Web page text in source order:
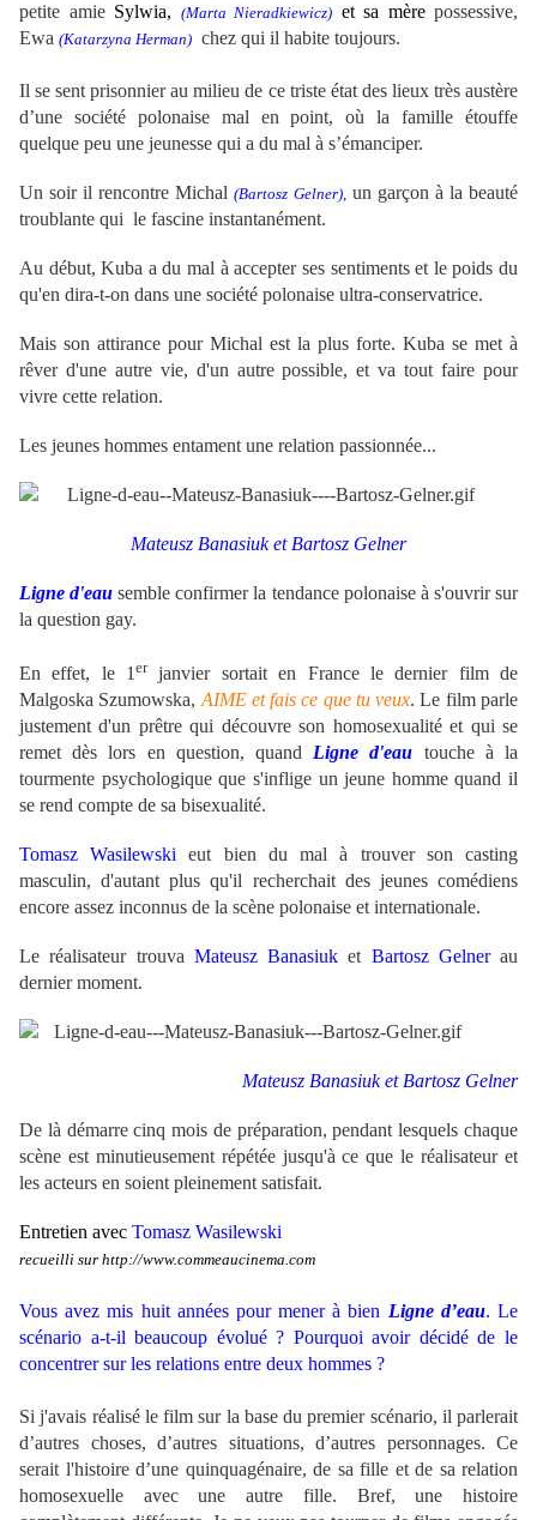
petite amie Sylwia, (Marta Nieradkiewicz) et sa mère possessive,
Ewa (Katarzyna Herman) chez qui il habite toujours.
Il se sent prisonnier au milieu de ce triste état des lieux très austère
d’une société polonaise mal en point, où la famille étouffe
quelque peu une jeunesse qui a du mal à s’émanciper.
Un soir il rencontre Michal (Bartosz Gelner), un garçon à la beauté
troublante qui le fascine instantanément.
Au début, Kuba a du mal à accepter ses sentiments et le poids du
qu'en dira-t-on dans une société polonaise ultra-conservatrice.
Mais son attirance pour Michal est la plus forte. Kuba se met à
rêver d'une autre vie, d'un autre possible, et va tout faire pour
vivre cette relation.
Les jeunes hommes entament une relation passionnée...
Mateusz Banasiuk et Bartosz Gelner
Ligne d'eau semble confirmer la tendance polonaise à s'ouvrir sur
la question gay.
En effet, le 1erjanvier sortait en France le dernier film de
Malgoska Szumowska, AIME et fais ce que tu veux. Le film parle
justement d'un prêtre qui découvre son homosexualité et qui se
remet dès lors en question, quand Ligne d'eau touche à la
tourmente psychologique que s'inflige un jeune homme quand il
se rend compte de sa bisexualité.
Tomasz Wasilewski eut bien du mal à trouver son casting
masculin, d'autant plus qu'il recherchait des jeunes comédiens
encore assez inconnus de la scène polonaise et internationale.
Le réalisateur trouva Mateusz Banasiuk et Bartosz Gelnerau
dernier moment.
Mateusz Banasiuk et Bartosz Gelner
De là démarre cinq mois de préparation, pendant lesquels chaque
scène est minutieusement répétée jusqu'à ce que le réalisateur et
les acteurs en soient pleinement satisfait.
Entretien avec Tomasz Wasilewski
recueilli sur http://www.commeaucinema.com
Vous avez mis huit années pour mener à bien Ligne d’eau. Le
scénario a-t-il beaucoup évolué ? Pourquoi avoir décidé de le
concentrer sur les relations entre deux hommes ?
Si j'avais réalisé le film sur la base du premier scénario, il parlerait
d’autres choses, d’autres situations, d’autres personnages. Ce
serait l'histoire d’une quinquagénaire, de sa fille et de sa relation
homosexuelle avec une autre fille. Bref, une histoire